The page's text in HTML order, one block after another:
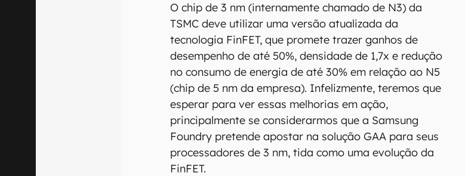
O chip de 3 nm (internamente chamado de N3) da
TSMC deve utilizar uma versão atualizada da
tecnologia FinFET, que promete trazer ganhos de
desempenho de até 50%, densidade de 1,7x e redução
no consumo de energia de até 30% em relação ao N5
(chip de 5 nm da empresa). Infelizmente, teremos que
esperar para ver essas melhorias em ação,
principalmente se considerarmos que a Samsung
Foundry pretende apostar na solução GAA para seus
processadores de 3 nm, tida como uma evolução da
FinFET.